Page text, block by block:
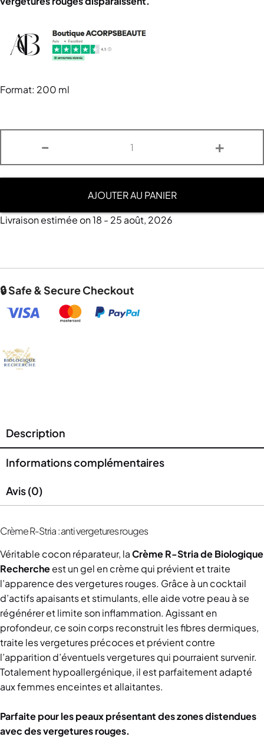
Format: 200 ml
- +
AJOUTER AU PANIER
Livraison estimée on 18 - 25 août, 2026
🔒 Safe & Secure Checkout
Description
Informations complémentaires
Avis (0)
Crème R-Stria : anti vergetures rouges
Véritable cocon réparateur, laCrème R-Stria de Biologique
Rechercheest un gel en crème qui prévient et traite
l’apparence des vergetures rouges. Grâce à un cocktail
d’actifs apaisants et stimulants, elle aide votre peau à se
régénérer et limite son inflammation. Agissant en
profondeur, ce soin corps reconstruit les fibres dermiques,
traite les vergetures précoces et prévient contre
l’apparition d’éventuels vergetures qui pourraient survenir.
Totalement hypoallergénique, il est parfaitement adapté
aux femmes enceintes et allaitantes.
Parfaite pour les peaux présentant des zones distendues
avec des vergetures rouges.